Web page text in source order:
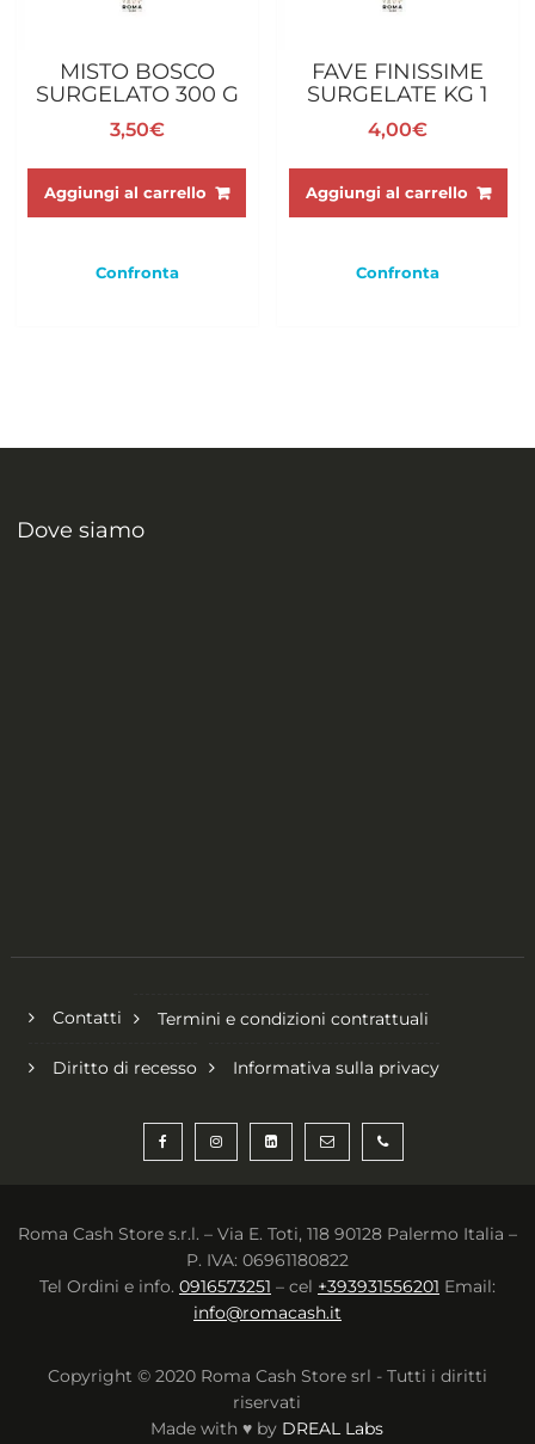
MISTO BOSCO
SURGELATO 300 G
3,50€
Aggiungi al carrello
Confronta
FAVE FINISSIME
SURGELATE KG 1
4,00€
Aggiungi al carrello
Confronta
Dove siamo
Contatti Termini e condizioni contrattuali
Diritto di recesso Informativa sulla privacy
Roma Cash Store s.r.l. – Via E. Toti, 118 90128 Palermo Italia –
P. IVA: 06961180822
Tel Ordini e info. 0916573251 – cel +393931556201 Email:
info@romacash.it
Copyright © 2020 Roma Cash Store srl - Tutti i diritti
riservati
Made with ♥ by DREAL Labs